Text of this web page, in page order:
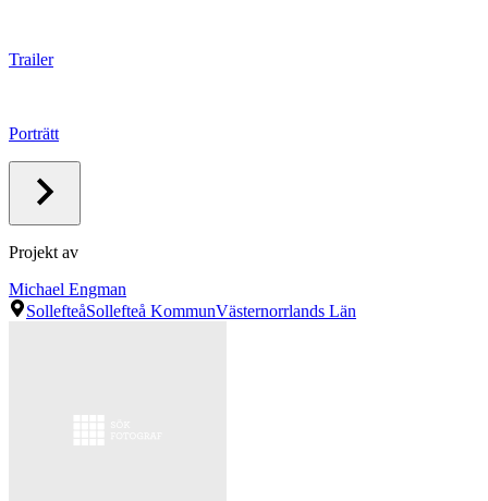
Trailer
Porträtt
Projekt av
Michael Engman
SollefteåSollefteå KommunVästernorrlands Län